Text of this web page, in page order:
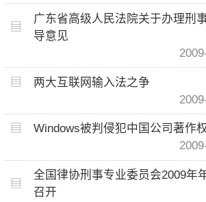
广东省高级人民法院关于办理刑
导意见
两大互联网输入法之争
Windows被判侵犯中国公司著作
全国律协刑事专业委员会2009年
召开